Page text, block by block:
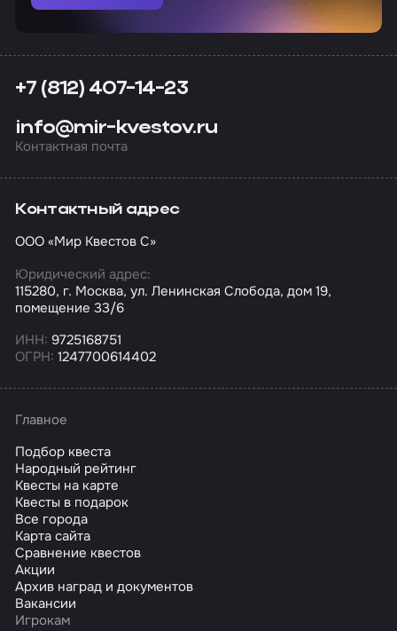
+7 (812) 407-14-23
info@mir-kvestov.ru
Контактная почта
Контактный адрес
ООО «Мир Квестов С»
Юридический адрес:
115280, г. Москва, ул. Ленинская Слобода, дом 19,
помещение 33/6
ИНН: 9725168751
ОГРН: 1247700614402
Главное
Подбор квеста
Народный рейтинг
Квесты на карте
Квесты в подарок
Все города
Карта сайта
Сравнение квестов
Акции
Архив наград и документов
Вакансии
Игрокам